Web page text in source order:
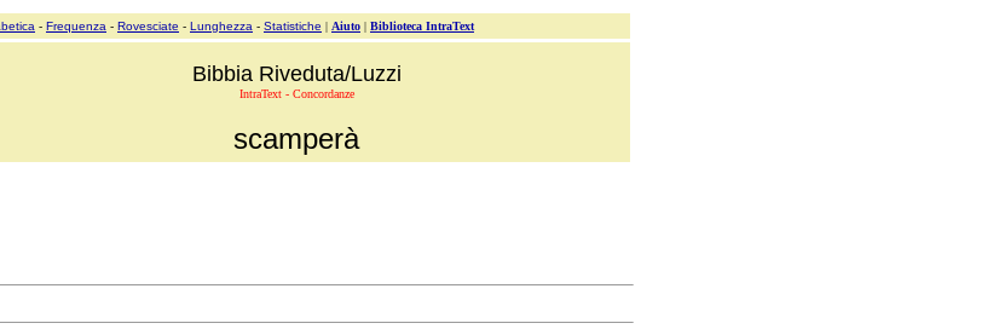
- Frequenza - Rovesciate - Lunghezza - Statistiche | Aiuto | Biblioteca IntraText
Bibbia Riveduta/Luzzi
IntraText - Concordanze
scamperà